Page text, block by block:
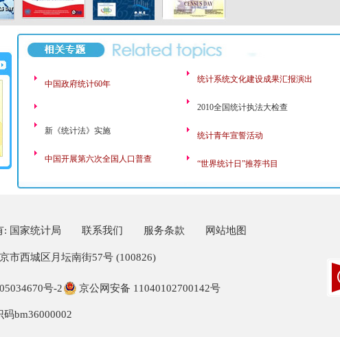
中国政府统计60年
新《统计法》实施
中国开展第六次全国人口普查
统计系统文化建设成果汇报演出
2010全国统计执法大检查
统计青年宣誓活动
“世界统计日”推荐书目
: 国家统计局 联系我们 服务条款 网站地图
市西城区月坛南街57号 (100826)
号-2 京公网安备 11040102700142号
码bm36000002